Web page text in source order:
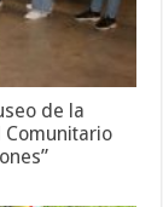
de la
Comunitario